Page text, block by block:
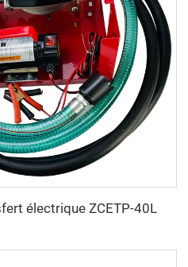
électrique ZCETP-40L